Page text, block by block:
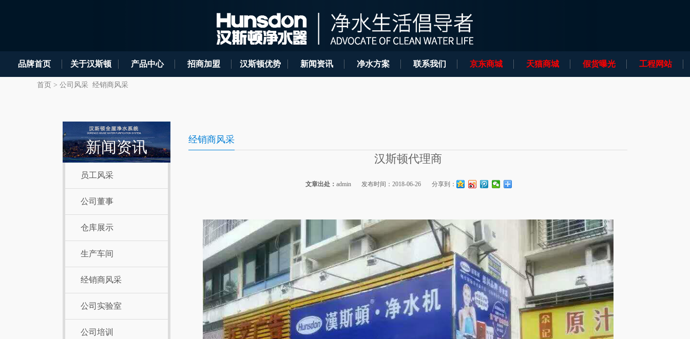
品牌首页 关于汉斯顿 产品中心 招商加盟 汉斯顿优势 新闻资讯 净水方案 联系我们 京东商城 天猫商城 假货曝光 工程网站
首页 > 公司风采 经销商风采
新闻资讯
员工风采
公司董事
仓库展示
生产车间
经销商风采
公司实验室
公司培训
经销商风采
汉斯顿代理商
文章出处： admin 发布时间：2018-06-26 分享到：